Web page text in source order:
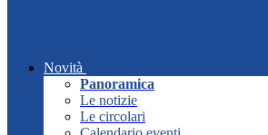
Novità
Panoramica
Le notizie
Le circolari